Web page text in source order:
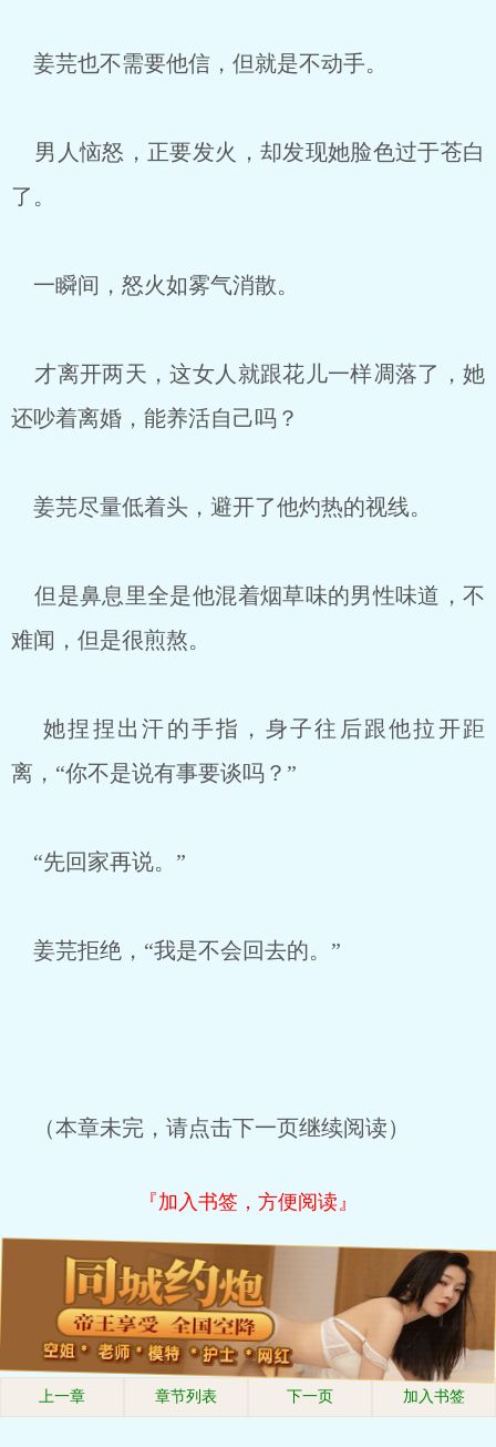
姜芫也不需要他信，但就是不动手。
男人恼怒，正要发火，却发现她脸色过于苍白
了。
一瞬间，怒火如雾气消散。
才离开两天，这女人就跟花儿一样凋落了，她
还吵着离婚，能养活自己吗？
姜芫尽量低着头，避开了他灼热的视线。
但是鼻息里全是他混着烟草味的男性味道，不
难闻，但是很煎熬。
她捏捏出汗的手指，身子往后跟他拉开距
离，“你不是说有事要谈吗？”
“先回家再说。”
姜芫拒绝，“我是不会回去的。”
（本章未完，请点击下一页继续阅读）
『加入书签，方便阅读』
上一章 章节列表 下一页 加入书签